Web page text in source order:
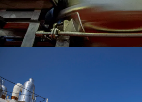
Sanayi Tipi Blender Ve
Mikserler